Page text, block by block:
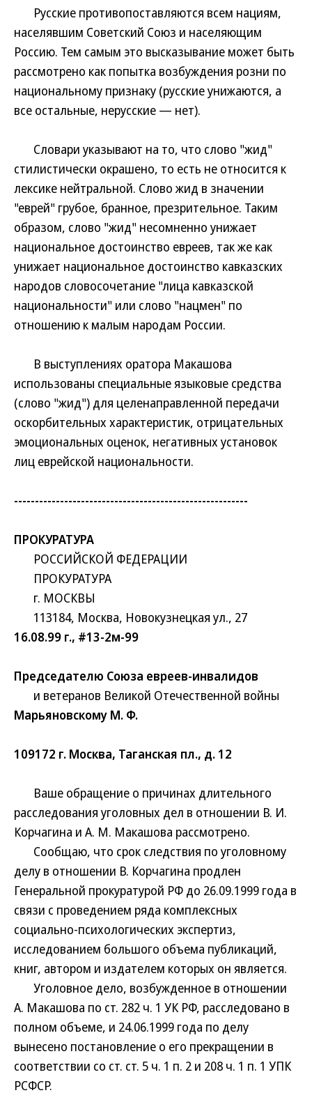
Русские противопоставляются всем нациям,
населявшим Советский Союз и населяющим
Россию. Тем самым это высказывание может быть
рассмотрено как попытка возбуждения розни по
национальному признаку (русские унижаются, а
все остальные, нерусские — нет).
Словари указывают на то, что слово "жид"
стилистически окрашено, то есть не относится к
лексике нейтральной. Слово жид в значении
"еврей" грубое, бранное, презрительное. Таким
образом, слово "жид" несомненно унижает
национальное достоинство евреев, так же как
унижает национальное достоинство кавказских
народов словосочетание "лица кавказской
национальности" или слово "нацмен" по
отношению к малым народам России.
В выступлениях оратора Макашова
использованы специальные языковые средства
(слово "жид") для целенаправленной передачи
оскорбительных характеристик, отрицательных
эмоциональных оценок, негативных установок
лиц еврейской национальности.
--------------------------------------------------------
ПРОКУРАТУРА
РОССИЙСКОЙ ФЕДЕРАЦИИ
ПРОКУРАТУРА
г. МОСКВЫ
113184, Москва, Новокузнецкая ул., 27
16.08.99 г., #13-2м-99
Председателю Союза евреев-инвалидов
и ветеранов Великой Отечественной войны
Марьяновскому М. Ф.
109172 г. Москва, Таганская пл., д. 12
Ваше обращение о причинах длительного
расследования уголовных дел в отношении В. И.
Корчагина и А. М. Макашова рассмотрено.
Сообщаю, что срок следствия по уголовному
делу в отношении В. Корчагина продлен
Генеральной прокуратурой РФ до 26.09.1999 года в
связи с проведением ряда комплексных
социально-психологических экспертиз,
исследованием большого объема публикаций,
книг, автором и издателем которых он является.
Уголовное дело, возбужденное в отношении
А. Макашова по ст. 282 ч. 1 УК РФ, расследовано в
полном объеме, и 24.06.1999 года по делу
вынесено постановление о его прекращении в
соответствии со ст. ст. 5 ч. 1 п. 2 и 208 ч. 1 п. 1 УПК
РСФСР.